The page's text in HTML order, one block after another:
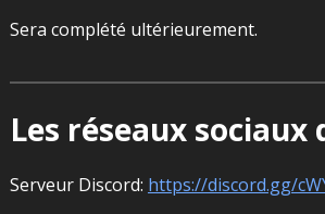
Sera complété ultérieurement.
Les réseaux sociaux
Serveur Discord: https://discord.gg/